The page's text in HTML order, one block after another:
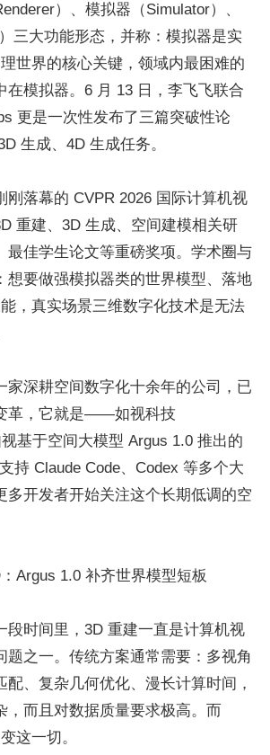
）、模拟器（Simulator）、
三大功能形态，并称：模拟器是实
世界的核心关键，领域内最困难的
在模拟器。6 月 13 日，李飞飞联合
更是一次性发布了三篇突破性论
生成、4D 生成任务。
刚落幕的 CVPR 2026 国际计算机视
重建、3D 生成、空间建模相关研
最佳学生论文等重磅奖项。学术圈与
想要做强模拟器类的世界模型、落地
，真实场景三维数字化技术是无法
家深耕空间数字化十余年的公司，已
革，它就是——如视科技
视基于空间大模型 Argus 1.0 推出的
持 Claude Code、Codex 等多个大
多开发者开始关注这个长期低调的空
Argus 1.0 补齐世界模型短板
段时间里，3D 重建一直是计算机视
题之一。传统方案通常需要：多视角
配、复杂几何优化、漫长计算时间，
，而且对数据质量要求极高。而
这一切。